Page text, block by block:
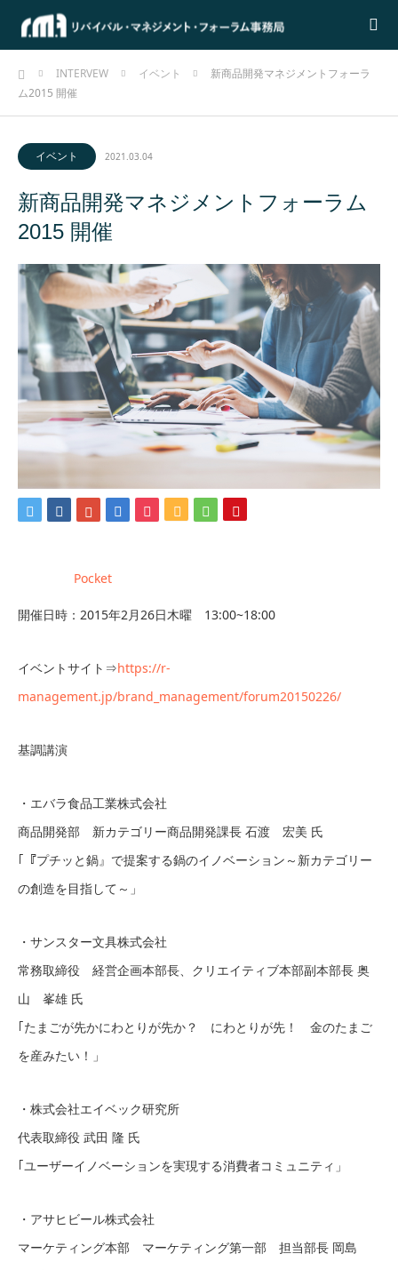
ホームINTERVEW イベント
新商品開発マネジメントフォーラ
ム2015 開催
イベント 2021.03.04
新商品開発マネジメントフォーラム
2015 開催
Pocket
開催日時：2015年2月26日木曜 13:00~18:00
イベントサイト⇒https://r-
management.jp/brand_management/forum20150226/
基調講演
・エバラ食品工業株式会社
商品開発部 新カテゴリー商品開発課長 石渡 宏美 氏
｢『プチッと鍋』で提案する鍋のイノベーション～新カテゴリー
の創造を目指して～」
・サンスター文具株式会社
常務取締役 経営企画本部長、クリエイティブ本部副本部長 奥
山 峯雄 氏
｢たまごが先かにわとりが先か？ にわとりが先！ 金のたまご
を産みたい！」
・株式会社エイベック研究所
代表取締役 武田 隆 氏
｢ユーザーイノベーションを実現する消費者コミュニティ」
・アサヒビール株式会社
マーケティング本部 マーケティング第一部 担当部長 岡島